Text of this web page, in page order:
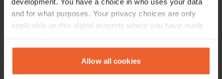
and for what purposes. Your privacy choices are only
applicable on this digital property where you have made
any time from the Cookie Declaration or by clicking on
the Privacy trigger icon.Allow all cookies
Contact
Locatie
Coördinaten